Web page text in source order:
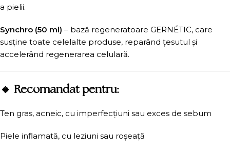
a pielii.
Synchro (50 ml) – bază regeneratoare GERNÉTIC, care
susține toate celelalte produse, reparând țesutul și
accelerând regenerarea celulară.
🔸 Recomandat pentru:
Ten gras, acneic, cu imperfecțiuni sau exces de sebum
Piele inflamată, cu leziuni sau roșeață